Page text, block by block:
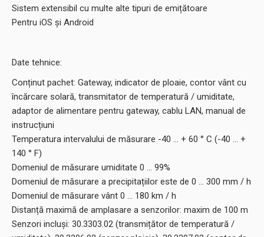
Sistem extensibil cu multe alte tipuri de emițătoare
Pentru iOS și Android
Date tehnice:
Conținut pachet: Gateway, indicator de ploaie, contor vânt cu
încărcare solară, transmitator de temperatură / umiditate,
adaptor de alimentare pentru gateway, cablu LAN, manual de
instrucțiuni
Temperatura intervalului de măsurare -40 ... + 60 ° C (-40 ... +
140 ° F)
Domeniul de măsurare umiditate 0 ... 99%
Domeniul de măsurare a precipitațiilor este de 0 ... 300 mm / h
Domeniul de măsurare vânt 0 ... 180 km / h
Distanță maximă de amplasare a senzorilor: maxim de 100 m
Senzori incluși: 30.3303.02 (transmițător de temperatură /